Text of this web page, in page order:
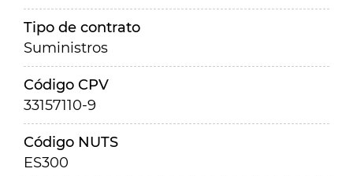
Tipo de contrato
Suministros
Código CPV
33157110-9
Código NUTS
ES300